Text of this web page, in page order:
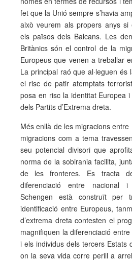
fet que la Unió sempre s’havia
això veurem als propers anys si
els països dels Balcans. Les
Britànics són el control de la
Europeus que venen a treballar
La principal raó que al·leguen és
el risc de patir atemptats
posa en risc la identitat Europea
dels Partits d’Extrema dreta.
Més enllà de les migracions
migracions com a tema
seu potencial divisori que
norma de la sobirania facilita,
de les fronteres. Es tracta
diferenciació entre nacional i
Schengen està construït per
identificació entre Europeus,
d’extrema dreta contesten el
magnifiquen la diferenciació
i els individus dels tercers Estats
on la seva vida corre perill a